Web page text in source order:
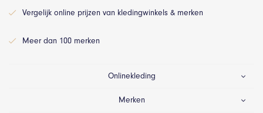
Vergelijk online prijzen van kledingwinkels & merken
Meer dan 100 merken
Onlinekleding
Merken